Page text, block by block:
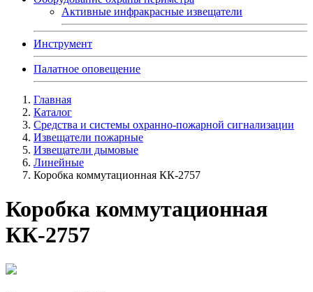
Активные инфракрасные извещатели
Инструмент
Палатное оповещение
Главная
Каталог
Средства и системы охранно-пожарной сигнализации
Извещатели пожарные
Извещатели дымовые
Линейные
Коробка коммутационная КК-2757
Коробка коммутационная
КК-2757